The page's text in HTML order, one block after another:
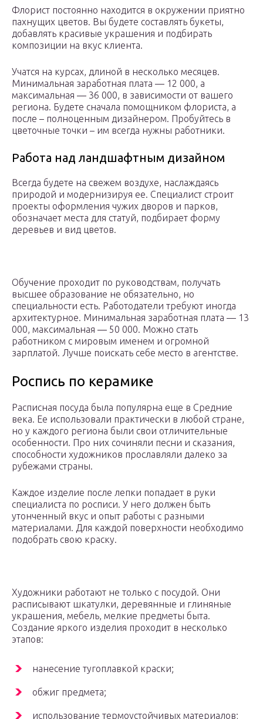
Флорист постоянно находится в окружении приятно
пахнущих цветов. Вы будете составлять букеты,
добавлять красивые украшения и подбирать
композиции на вкус клиента.
Учатся на курсах, длиной в несколько месяцев.
Минимальная заработная плата — 12 000, а
максимальная ― 36 000, в зависимости от вашего
региона. Будете сначала помощником флориста, а
после – полноценным дизайнером. Пробуйтесь в
цветочные точки – им всегда нужны работники.
Работа над ландшафтным дизайном
Всегда будете на свежем воздухе, наслаждаясь
природой и модернизируя ее. Специалист строит
проекты оформления чужих дворов и парков,
обозначает места для статуй, подбирает форму
деревьев и вид цветов.
Обучение проходит по руководствам, получать
высшее образование не обязательно, но
специальности есть. Работодатели требуют иногда
архитектурное. Минимальная заработная плата — 13
000, максимальная ― 50 000. Можно стать
работником с мировым именем и огромной
зарплатой. Лучше поискать себе место в агентстве.
Роспись по керамике
Расписная посуда была популярна еще в Средние
века. Ее использовали практически в любой стране,
но у каждого региона были свои отличительные
особенности. Про них сочиняли песни и сказания,
способности художников прославляли далеко за
рубежами страны.
Каждое изделие после лепки попадает в руки
специалиста по росписи. У него должен быть
утонченный вкус и опыт работы с разными
материалами. Для каждой поверхности необходимо
подобрать свою краску.
Художники работают не только с посудой. Они
расписывают шкатулки, деревянные и глиняные
украшения, мебель, мелкие предметы быта.
Создание яркого изделия проходит в несколько
этапов:
нанесение тугоплавкой краски;
обжиг предмета;
использование термоустойчивых материалов;